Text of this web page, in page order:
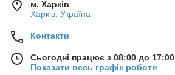
м. Харків
Харків, Україна
Контакти
Сьогодні працює з 08:00 до 17:00
Показати весь графік роботи